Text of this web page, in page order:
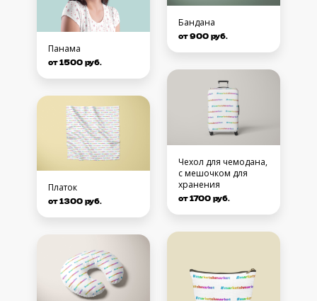
Панама
от 1500 руб.
Платок
от 1300 руб.
Бандана
от 900 руб.
Чехол для чемодана,
с мешочком для
хранения
от 1700 руб.